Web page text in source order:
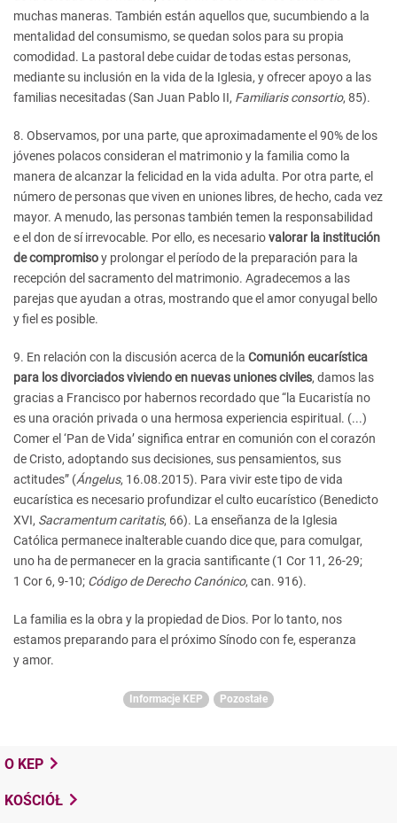
muchas maneras. También están aquellos que, sucumbiendo a la
mentalidad del consumismo, se quedan solos para su propia
comodidad. La pastoral debe cuidar de todas estas personas,
mediante su inclusión en la vida de la Iglesia, y ofrecer apoyo a las
familias necesitadas (San Juan Pablo II, Familiaris consortio, 85).
8. Observamos, por una parte, que aproximadamente el 90% de los
jóvenes polacos consideran el matrimonio y la familia como la
manera de alcanzar la felicidad en la vida adulta. Por otra parte, el
número de personas que viven en uniones libres, de hecho, cada vez
mayor. A menudo, las personas también temen la responsabilidad
e el don de sí irrevocable. Por ello, es necesariovalorar la institución
de compromisoy prolongar el período de la preparación para la
recepción del sacramento del matrimonio. Agradecemos a las
parejas que ayudan a otras, mostrando que el amor conyugal bello
y fiel es posible.
9. En relación con la discusión acerca de la Comunión eucarística
para los divorciados viviendo en nuevas uniones civiles, damos las
gracias a Francisco por habernos recordado que “la Eucaristía no
es una oración privada o una hermosa experiencia espiritual. (...)
Comer el ‘Pan de Vida’ significa entrar en comunión con el corazón
de Cristo, adoptando sus decisiones, sus pensamientos, sus
actitudes” (Ángelus, 16.08.2015). Para vivir este tipo de vida
eucarística es necesario profundizar el culto eucarístico (Benedicto
XVI, Sacramentum caritatis, 66). La enseñanza de la Iglesia
Católica permanece inalterable cuando dice que, para comulgar,
uno ha de permanecer en la gracia santificante (1 Cor 11, 26-29;
1 Cor 6, 9-10; Código de Derecho Canónico, can. 916).
La familia es la obra y la propiedad de Dios. Por lo tanto, nos
estamos preparando para el próximo Sínodo con fe, esperanza
y amor.
Informacje KEP Pozostałe
O KEP
KOŚCIÓŁ